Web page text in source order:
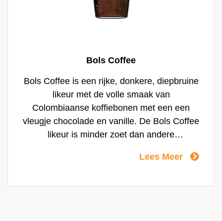
Bols Coffee
Bols Coffee is een rijke, donkere, diepbruine
likeur met de volle smaak van
Colombiaanse koffiebonen met een een
vleugje chocolade en vanille. De Bols Coffee
likeur is minder zoet dan andere
intense, sterke of zelfs bittere koffiesmaak,
de populaire Espresso Martini.
Lees Meer